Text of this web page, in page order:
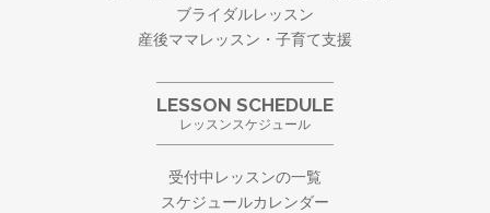
ブライダルレッスン
産後ママレッスン・子育て支援
LESSON SCHEDULE
レッスンスケジュール
受付中レッスンの一覧
スケジュールカレンダー